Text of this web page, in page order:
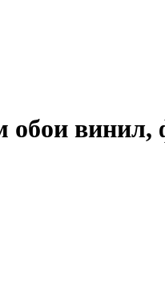
винил,